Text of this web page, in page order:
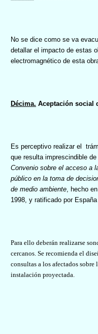
No se dice como se va
detallar el impacto de estas
electromagnético de esta
Décima. Aceptación social
Es perceptivo realizar el
que resulta imprescindible de
Convenio sobre el acceso a
público en la toma de
de medio ambiente , hecho
1998, y ratificado por
Para ello deberán realizarse
cercanos. Se recomienda el
consultas a los afectados sobre
instalación proyectada.